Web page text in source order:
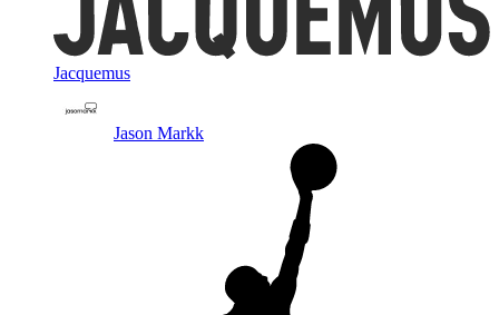
Jacquemus
Jason Markk